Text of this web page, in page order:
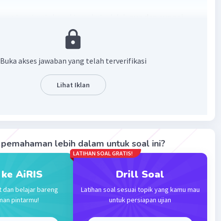
merupakan aliran air yang terdapat di bawah tanah
sungai bisa mengalir melalui daerah kapur
· 0.0(0) Balas
Iklan
bawah tanah adalah aliran air yanv nengalir di bawah
· 0.0 0
Buka akses jawaban yang telah terverifikasi
Lihat Iklan
lebih dalam untuk soal ini?
AiRIS
dan belajar bareng
pintarmu!
LATIHAN SOAL GRATIS!
Drill Soal
Latihan soal sesuai topik yang kamu mau
untuk persiapan ujian